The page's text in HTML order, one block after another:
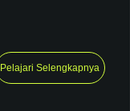
Pelajari Selengkapnya